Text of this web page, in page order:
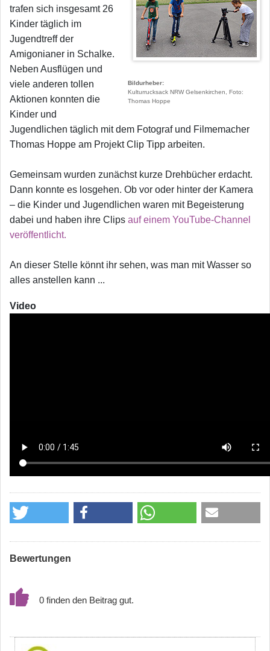
Bildurheber
Kulturrucksack NRW Gelsenkirchen, Foto:
Thomas Hoppe
trafen sich insgesamt 26
Kinder täglich im
Jugendtreff der
Amigonianer in Schalke.
Neben Ausflügen und
viele anderen tollen
Aktionen konnten die
Kinder und
Jugendlichen täglich mit dem Fotograf und Filmemacher
Thomas Hoppe am Projekt Clip Tipp arbeiten.
Gemeinsam wurden zunächst kurze Drehbücher erdacht.
Dann konnte es losgehen. Ob vor oder hinter der Kamera
– die Kinder und Jugendlichen waren mit Begeisterung
dabei und haben ihre Clips auf einem YouTube-Channel
veröffentlicht.
An dieser Stelle könnt ihr sehen, was man mit Wasser so
alles anstellen kann ...
Video
Bewertungen
0